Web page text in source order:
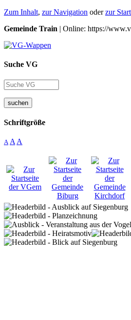
Zum Inhalt, zur Navigation oderzur
Gemeinde Train | Online: https://
Suche VG
suchen
Schriftgröße
A A A